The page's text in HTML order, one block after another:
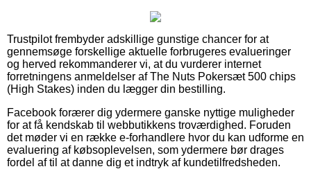
Trustpilot frembyder adskillige gunstige chancer for at
gennemsøge forskellige aktuelle forbrugeres evalueringer
og herved rekommanderer vi, at du vurderer internet
forretningens anmeldelser af The Nuts Pokersæt 500 chips
(High Stakes) inden du lægger din bestilling.
Facebook forærer dig ydermere ganske nyttige muligheder
for at få kendskab til webbutikkens troværdighed. Foruden
det møder vi en række e-forhandlere hvor du kan udforme en
evaluering af købsoplevelsen, som ydermere bør drages
fordel af til at danne dig et indtryk af kundetilfredsheden.